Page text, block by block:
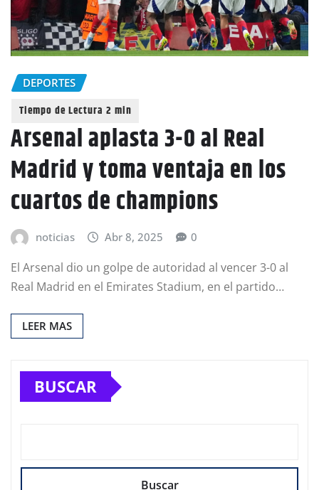
DEPORTES
Arsenal aplasta 3-0 al Real
Madrid y toma ventaja en los
cuartos de champions
noticias Abr 8, 2025 0
El Arsenal dio un golpe de autoridad al vencer 3-0 al
Real Madrid en el Emirates Stadium, en el partido…
LEER MAS
BUSCAR
Buscar